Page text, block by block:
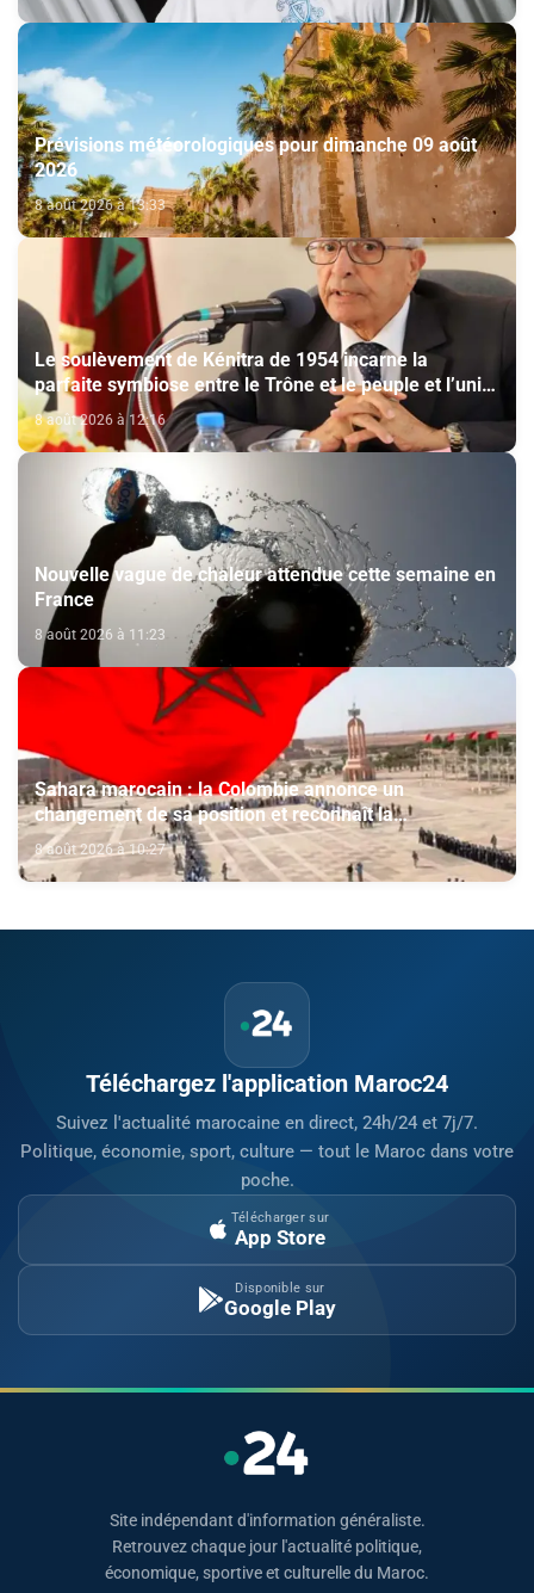
Prévisions météorologiques pour dimanche 09 août
2026
8 août 2026 à 13:33
Le soulèvement de Kénitra de 1954 incarne la
parfaite symbiose entre le Trône et le peuple et l’unité
de volonté et de destin (M. El Ktiri)
8 août 2026 à 12:16
Nouvelle vague de chaleur attendue cette semaine en
France
8 août 2026 à 11:23
Sahara marocain : la Colombie annonce un
changement de sa position et reconnaît la
souveraineté du Maroc sur son Sahara
8 août 2026 à 10:27
Téléchargez l'application Maroc24
Suivez l'actualité marocaine en direct, 24h/24 et 7j/7.
Politique, économie, sport, culture — tout le Maroc dans votre
poche.
Télécharger sur
App Store
Disponible sur
Google Play
Site indépendant d'information généraliste.
Retrouvez chaque jour l'actualité politique,
économique, sportive et culturelle du Maroc.